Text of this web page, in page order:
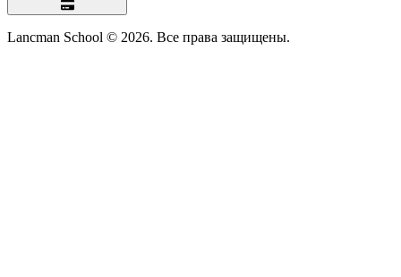
Lancman School © 2026. Все права защищены.